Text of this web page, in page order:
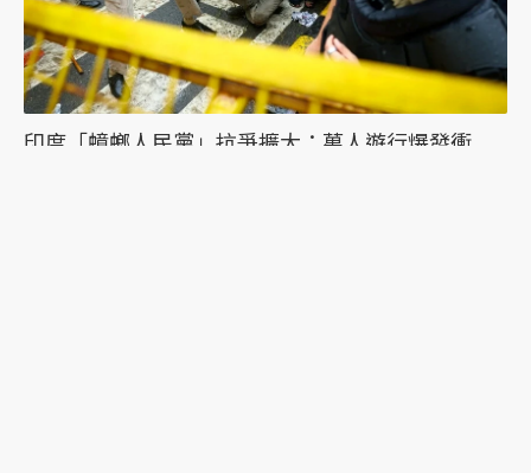
印度「蟑螂人民黨」抗爭擴大：萬人遊行爆發衝